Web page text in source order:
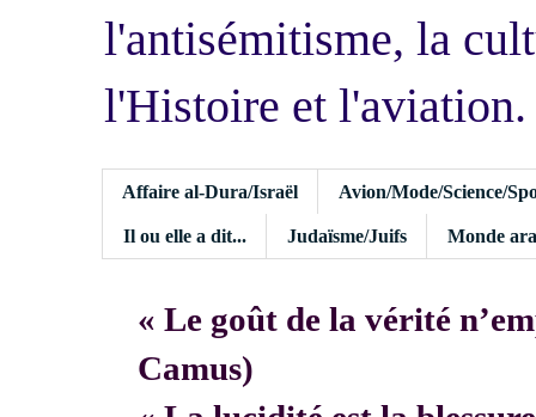
l'antisémitisme, la
l'Histoire et l'aviation.
Affaire al-Dura/Israël Avion/Mode/Science/
Il ou elle a dit... Judaïsme/Juifs Monde
« Le goût de la vérité
Camus)